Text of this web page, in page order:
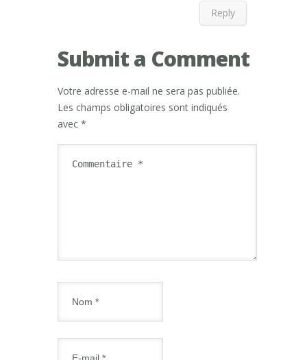
Reply
Submit a Comment
Votre adresse e-mail ne sera pas publiée.
Les champs obligatoires sont indiqués
avec *